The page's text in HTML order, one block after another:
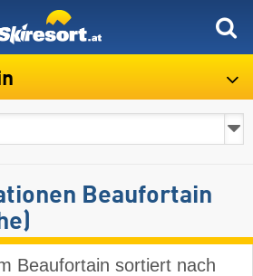
Beaufortain
Beaufortain sortiert nach